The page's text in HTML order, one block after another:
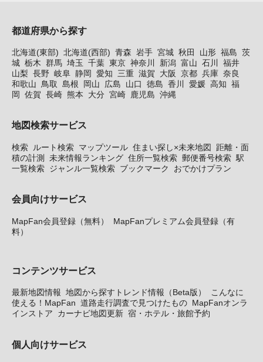
都道府県から探す
北海道(東部) 北海道(西部) 青森 岩手 宮城 秋田 山形 福島 茨
城 栃木 群馬 埼玉 千葉 東京 神奈川 新潟 富山 石川
福井
山梨 長野 岐阜 静岡 愛知 三重 滋賀 大阪 京都 兵庫 奈良
和歌山
鳥取 島根 岡山 広島 山口 徳島 香川 愛媛 高知 福
岡
佐賀 長崎 熊本 大分 宮崎 鹿児島 沖縄
地図検索サービス
検索 ルート検索 マップツール 住まい探し×未来地図
距離・面
積の計測
未来情報ランキング 住所一覧検索 郵便番号検索 駅
一覧検索 ジャンル一覧検索 ブックマーク おでかけプラン
会員向けサービス
MapFan会員登録（無料）
MapFanプレミアム会員登録（有
料）
コンテンツサービス
最新地図情報 地図から探すトレンド情報（Beta版）
こんなに
使える！MapFan 道路走行調査で見つけたもの MapFanオンラ
インストア
カーナビ地図更新 宿・ホテル・旅館予約
個人向けサービス